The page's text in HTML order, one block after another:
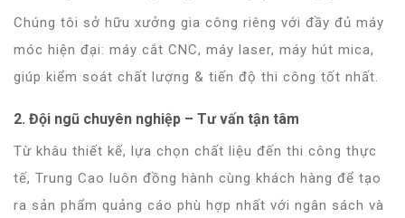
Chúng tôi sở hữu xưởng gia công riêng với đầy đủ máy
móc hiện đại: máy cắt CNC, máy laser, máy hút mica,
giúp kiểm soát chất lượng & tiến độ thi công tốt nhất.
2. Đội ngũ chuyên nghiệp – Tư vấn tận tâm
Từ khâu thiết kế, lựa chọn chất liệu đến thi công thực
tế, Trung Cao luôn đồng hành cùng khách hàng để tạo
ra sản phẩm quảng cáo phù hợp nhất với ngân sách và